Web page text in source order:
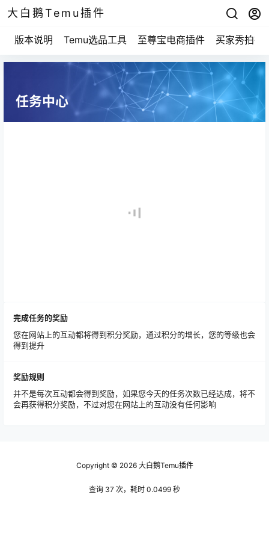
大白鹅Temu插件
版本说明 Temu选品工具 至尊宝电商插件 买家秀拍摄
任务中心
完成任务的奖励
您在网站上的互动都将得到积分奖励，通过积分的增长，您的等级也会
得到提升
奖励规则
并不是每次互动都会得到奖励，如果您今天的任务次数已经达成，将不
会再获得积分奖励，不过对您在网站上的互动没有任何影响
Copyright © 2026大白鹅Temu插件
查询 37 次，耗时 0.0499 秒